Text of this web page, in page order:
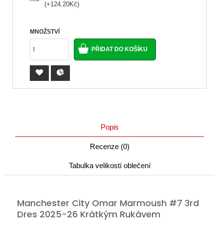
(+124.20Kč)
MNOŽSTVÍ
Popis
Recenze (0)
Tabulka velikostí oblečení
Manchester City Omar Marmoush #7 3rd
Dres 2025-26 Krátkým Rukávem